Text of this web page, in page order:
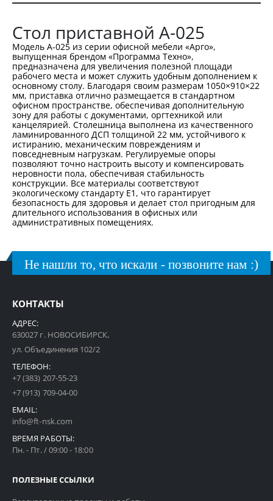
Стол приставной А-025
Модель А-025 из серии офисной мебели «Арго»,
выпущенная брендом «Программа Техно»,
предназначена для увеличения полезной площади
рабочего места и может служить удобным дополнением к
основному столу. Благодаря своим размерам 1050×910×22
мм, приставка отлично размещается в стандартном
офисном пространстве, обеспечивая дополнительную
зону для работы с документами, оргтехникой или
канцелярией. Столешница выполнена из качественного
ламинированного ДСП толщиной 22 мм, устойчивого к
истиранию, механическим повреждениям и
повседневным нагрузкам. Регулируемые опоры
позволяют точно настроить высоту и компенсировать
неровности пола, обеспечивая стабильность
конструкции. Все материалы соответствуют
экологическому стандарту Е1, что гарантирует
безопасность для здоровья и делает стол пригодным для
длительного использования в офисных или
административных помещениях.
Не нашли то, что искали - позвоните нам :)
КОНТАКТЫ
АДРЕС:
630027 г. НОВОСИБИРСК,
ул. Объединения 102/2
ТЕЛЕФОН:
+7 (383) 207-55-23
+7 (913) 709-04-00
EMAIL:
info@ft-nsk.com
ВРЕМЯ РАБОТЫ:
Пн. - Пт. / 09:00 - 18:00
ПОЛЕЗНЫЕ ССЫЛКИ